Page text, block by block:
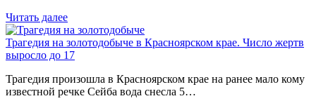
Читать далее
Трагедия на золотодобыче в Красноярском крае. Число жертв
выросло до 17
Трагедия произошла в Красноярском крае на ранее мало кому
известной речке Сейба вода снесла 5…